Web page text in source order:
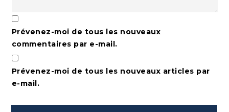
Prévenez-moi de tous les nouveaux
commentaires par e-mail.
Prévenez-moi de tous les nouveaux articles par
e-mail.